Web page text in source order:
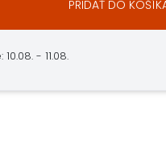
PRIDAŤ DO
- 11.08.